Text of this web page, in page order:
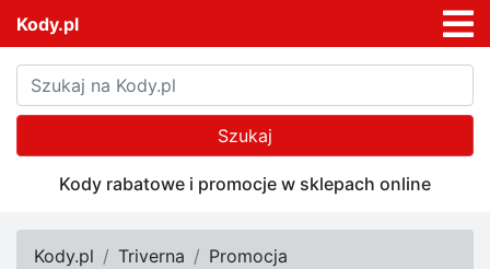
Kody.pl
Szukaj
Kody rabatowe i promocje w sklepach online
Kody.pl Triverna Promocja